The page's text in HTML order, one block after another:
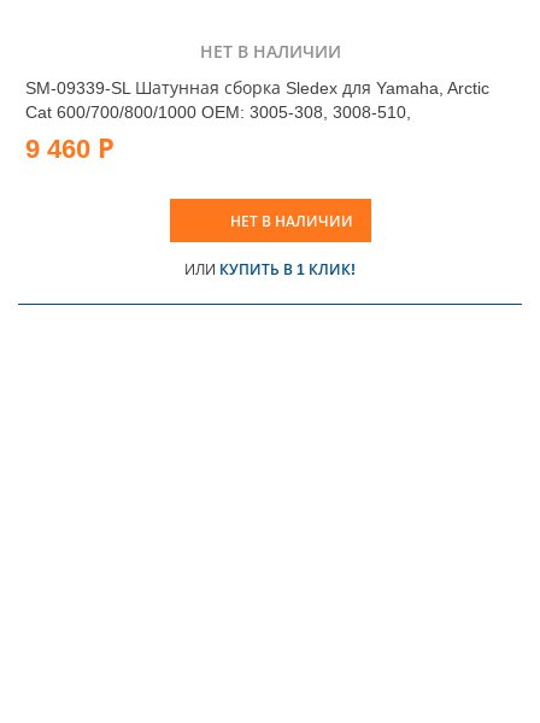
НЕТ В НАЛИЧИИ
SM-09339-SL Шатунная сборка Sledex для Yamaha, Arctic
Cat 600/700/800/1000 OEM: 3005-308, 3008-510,
9 460 Р
НЕТ В НАЛИЧИИ
ИЛИ КУПИТЬ В 1 КЛИК!